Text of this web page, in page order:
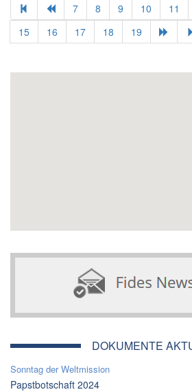
7 8 9 10 11
15
16 17 18 19
DOKUMENTE
Sonntag der Weltmission
Papstbotschaft 2024